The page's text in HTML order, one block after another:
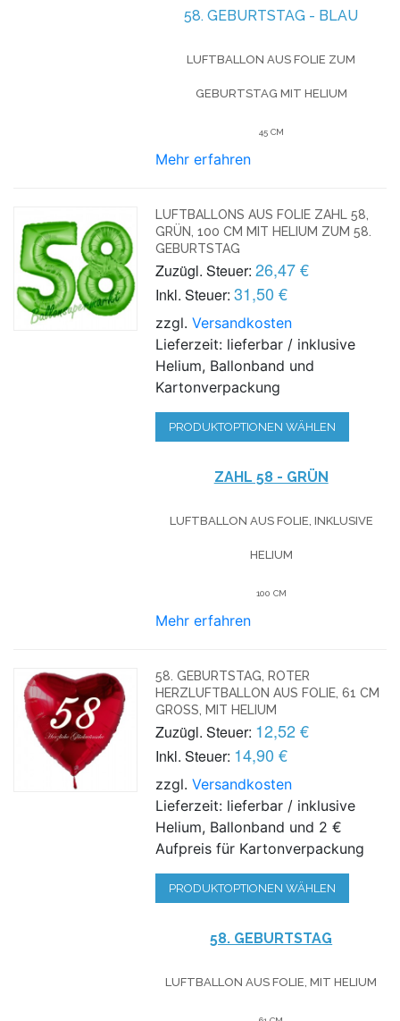
58. GEBURTSTAG - BLAU
LUFTBALLON AUS FOLIE ZUM
GEBURTSTAG MIT HELIUM
45 CM
Mehr erfahren
LUFTBALLONS AUS FOLIE ZAHL 58,
GRÜN, 100 CM MIT HELIUM ZUM 58.
GEBURTSTAG
Zuzügl. Steuer: 26,47 €
Inkl. Steuer: 31,50 €
zzgl.Versandkosten
Lieferzeit: lieferbar / inklusive
Helium, Ballonband und
Kartonverpackung
PRODUKTOPTIONEN WÄHLEN
ZAHL 58 - GRÜN
LUFTBALLON AUS FOLIE, INKLUSIVE
HELIUM
100 CM
Mehr erfahren
58. GEBURTSTAG, ROTER
HERZLUFTBALLON AUS FOLIE, 61 CM
GROSS, MIT HELIUM
Zuzügl. Steuer: 12,52 €
Inkl. Steuer: 14,90 €
zzgl.Versandkosten
Lieferzeit: lieferbar / inklusive
Helium, Ballonband und 2 €
Aufpreis für Kartonverpackung
PRODUKTOPTIONEN WÄHLEN
58. GEBURTSTAG
LUFTBALLON AUS FOLIE, MIT HELIUM